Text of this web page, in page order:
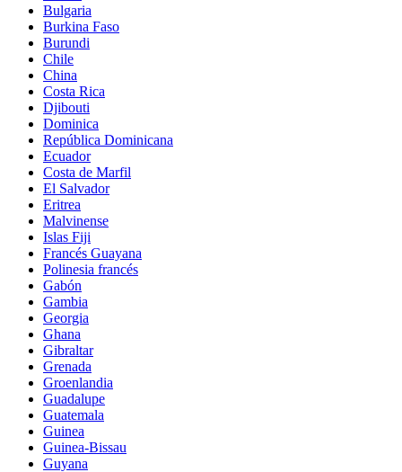
Bulgaria
Burkina Faso
Burundi
Chile
China
Costa Rica
Djibouti
Dominica
República Dominicana
Ecuador
Costa de Marfil
El Salvador
Eritrea
Malvinense
Islas Fiji
Francés Guayana
Polinesia francés
Gabón
Gambia
Georgia
Ghana
Gibraltar
Grenada
Groenlandia
Guadalupe
Guatemala
Guinea
Guinea-Bissau
Guyana